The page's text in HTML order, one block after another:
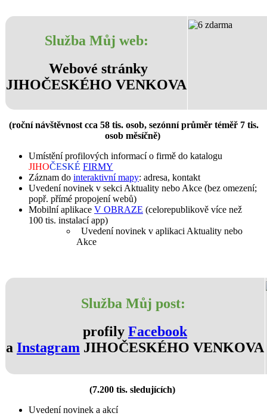
Služba Můj web:
Webové stránky
JIHOČESKÉHO VENKOVA
(roční návštěvnost cca 58 tis. osob, sezónní průměr téměř 7 tis.
osob měsíčně)
Umístění profilových informací o firmě do katalogu
JIHOČESKÉ FIRMY
Záznam do interaktivní mapy: adresa, kontakt
Uvedení novinek v sekci Aktuality nebo Akce (bez omezení;
popř. přímé propojení webů)
Mobilní aplikace V OBRAZE (celorepublikově více než
100 tis. instalací app)
Uvedení novinek v aplikaci Aktuality nebo
Akce
Služba Můj post:
profily Facebook
a Instagram JIHOČESKÉHO VENKOVA
(7.200 tis. sledujících)
Uvedení novinek a akcí